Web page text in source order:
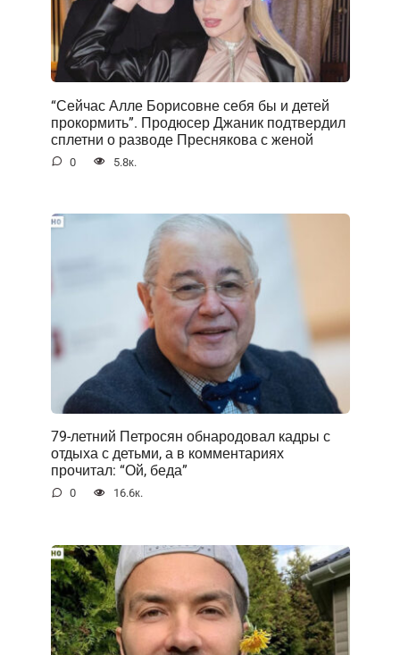
“Сейчас Алле Борисовне себя бы и детей
прокормить”. Продюсер Джаник подтвердил
сплетни о разводе Преснякова с женой
0 5.8к.
79-летний Петросян обнародовал кадры с
отдыха с детьми, а в комментариях
прочитал: “Ой, беда”
0 16.6к.